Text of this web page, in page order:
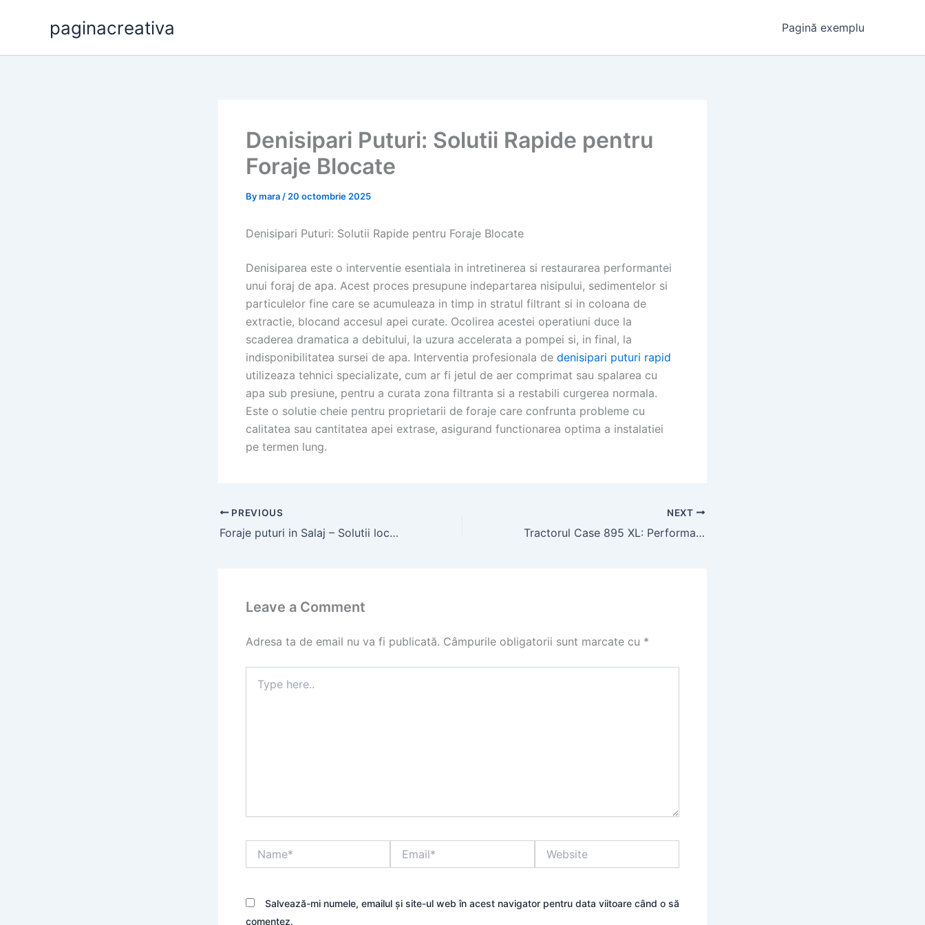
paginacreativa Pagină exemplu
Denisipari Puturi: Solutii Rapide pentru
Foraje Blocate
Bymara / 20 octombrie 2025
Denisipari Puturi: Solutii Rapide pentru Foraje Blocate
Denisiparea este o interventie esentiala in intretinerea si restaurarea performantei
unui foraj de apa. Acest proces presupune indepartarea nisipului, sedimentelor si
particulelor fine care se acumuleaza in timp in stratul filtrant si in coloana de
extractie, blocand accesul apei curate. Ocolirea acestei operatiuni duce la
scaderea dramatica a debitului, la uzura accelerata a pompei si, in final, la
indisponibilitatea sursei de apa. Interventia profesionala de denisipari puturi rapid
utilizeaza tehnici specializate, cum ar fi jetul de aer comprimat sau spalarea cu
apa sub presiune, pentru a curata zona filtranta si a restabili curgerea normala.
Este o solutie cheie pentru proprietarii de foraje care confrunta probleme cu
calitatea sau cantitatea apei extrase, asigurand functionarea optima a instalatiei
pe termen lung.
PREVIOUS
Foraje puturi in Salaj – Solutii locale pentru apa freatica
NEXT
Tractorul Case 895 XL: Performanta si Versatilitate pentru Ferme Mari
Leave a Comment
Adresa ta de email nu va fi publicată. Câmpurile obligatorii sunt marcate cu *
here..
Salvează-mi numele, emailul și site-ul web în acest navigator pentru data viitoare când o să
comentez.